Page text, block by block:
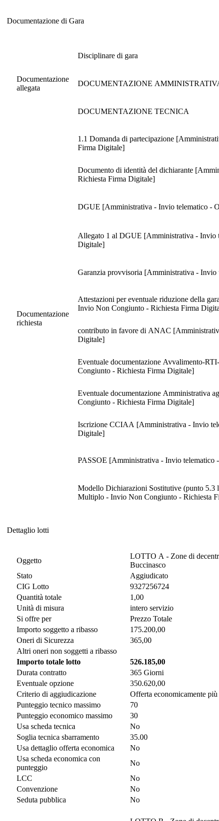
Documentazione di Gara
Documentazione
allegata
Disciplinare di gara
DOCUMENTAZIONE
DOCUMENTAZIONE TECNICA
Documentazione
richiesta
1.1 Domanda di partecipazione
Firma Digitale]
Documento di identità del dichiarante
Richiesta Firma Digitale]
DGUE [Amministrativa - Invio telematico -
Allegato 1 al DGUE [Amministrativa - Invio
Digitale]
Garanzia provvisoria [Amministrativa -
Attestazioni per eventuale riduzione della
Invio Non Congiunto - Richiesta Firma
contributo in favore di ANAC
Digitale]
Eventuale documentazione Avvalimento-
Congiunto - Richiesta Firma Digitale]
Eventuale documentazione Amministrativa
Congiunto - Richiesta Firma Digitale]
Iscrizione CCIAA [Amministrativa - Invio
Digitale]
PASSOE [Amministrativa - Invio
Modello Dichiarazioni Sostitutive (punto
Multiplo - Invio Non Congiunto - Richiesta
Dettaglio lotti
Oggetto
LOTTO A - Zone di
Buccinasco
Stato
Aggiudicato
CIG Lotto
9327256724
Quantità totale
1,00
Unità di misura
intero servizio
Si offre per
Prezzo Totale
Importo soggetto a ribasso
175.200,00
Oneri di Sicurezza
365,00
Altri oneri non soggetti a ribasso
Importo totale lotto
526.185,00
Durata contratto
365 Giorni
Eventuale opzione
350.620,00
Criterio di aggiudicazione
Offerta economicamente
Punteggio tecnico massimo
70
Punteggio economico massimo
30
Usa scheda tecnica
No
Soglia tecnica sbarramento
35.00
Usa dettaglio offerta economica
No
Usa scheda economica con
punteggio
No
LCC
No
Convenzione
No
Seduta pubblica
No